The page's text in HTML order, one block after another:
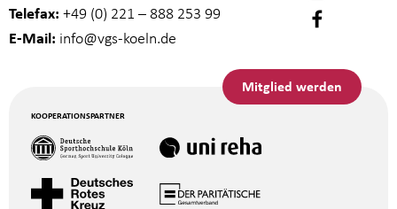
Telefax: +49 (0) 221 – 888 253 99
E-Mail: info@vgs-koeln.de
Mitglied werden
KOOPERATIONSPARTNER